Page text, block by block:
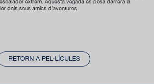
extrem. Aquesta vegada es posa darrera la
dels seus amics d’aventures.
RETORN A PEL·LÍCULES